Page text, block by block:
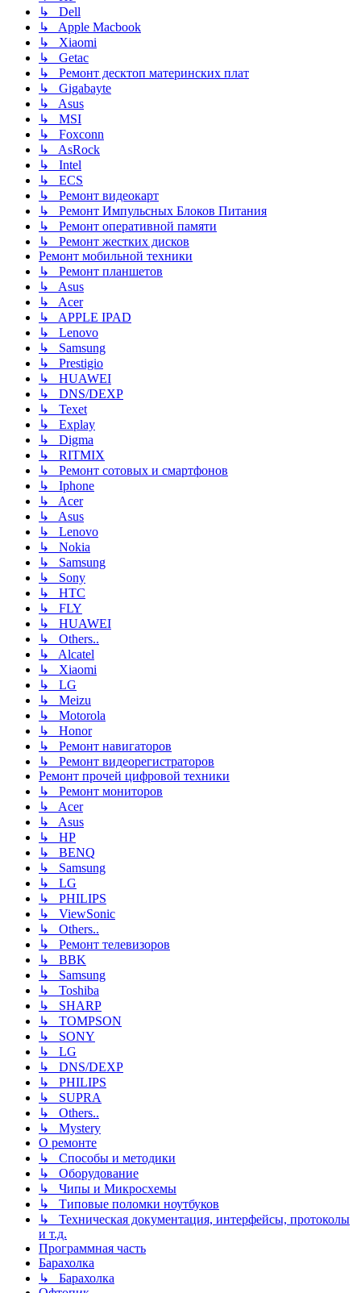
↳ Dell
↳ Apple Macbook
↳ Xiaomi
↳ Getac
↳ Ремонт десктоп материнских плат
↳ Gigabayte
↳ Asus
↳ MSI
↳ Foxconn
↳ AsRock
↳ Intel
↳ ECS
↳ Ремонт видеокарт
↳ Ремонт Импульсных Блоков Питания
↳ Ремонт оперативной памяти
↳ Ремонт жестких дисков
Ремонт мобильной техники
↳ Ремонт планшетов
↳ Asus
↳ Acer
↳ APPLE IPAD
↳ Lenovo
↳ Samsung
↳ Prestigio
↳ HUAWEI
↳ DNS/DEXP
↳ Texet
↳ Explay
↳ Digma
↳ RITMIX
↳ Ремонт сотовых и смартфонов
↳ Iphone
↳ Acer
↳ Asus
↳ Lenovo
↳ Nokia
↳ Samsung
↳ Sony
↳ HTC
↳ FLY
↳ HUAWEI
↳ Others..
↳ Alcatel
↳ Xiaomi
↳ LG
↳ Meizu
↳ Motorola
↳ Honor
↳ Ремонт навигаторов
↳ Ремонт видеорегистраторов
Ремонт прочей цифровой техники
↳ Ремонт мониторов
↳ Acer
↳ Asus
↳ HP
↳ BENQ
↳ Samsung
↳ LG
↳ PHILIPS
↳ ViewSonic
↳ Others..
↳ Ремонт телевизоров
↳ BBK
↳ Samsung
↳ Toshiba
↳ SHARP
↳ TOMPSON
↳ SONY
↳ LG
↳ DNS/DEXP
↳ PHILIPS
↳ SUPRA
↳ Others..
↳ Mystery
О ремонте
↳ Способы и методики
↳ Оборудование
↳ Чипы и Микросхемы
↳ Типовые поломки ноутбуков
↳ Техническая документация, интерфейсы, протоколы
и т.д.
Программная часть
Барахолка
↳ Барахолка